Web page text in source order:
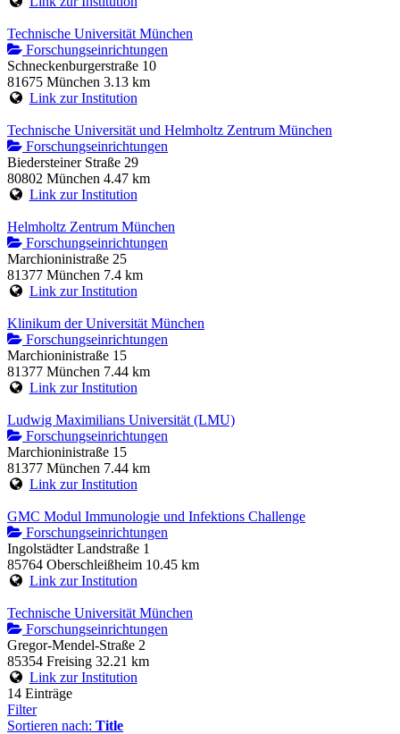
Technische Universität München
Forschungseinrichtungen
Schneckenburgerstraße 10
81675 München 3.13 km
Link zur Institution
Technische Universität und Helmholtz Zentrum München
Forschungseinrichtungen
Biedersteiner Straße 29
80802 München 4.47 km
Link zur Institution
Helmholtz Zentrum München
Forschungseinrichtungen
Marchioninistraße 25
81377 München 7.4 km
Link zur Institution
Klinikum der Universität München
Forschungseinrichtungen
Marchioninistraße 15
81377 München 7.44 km
Link zur Institution
Ludwig Maximilians Universität (LMU)
Forschungseinrichtungen
Marchioninistraße 15
81377 München 7.44 km
Link zur Institution
GMC Modul Immunologie und Infektions Challenge
Forschungseinrichtungen
Ingolstädter Landstraße 1
85764 Oberschleißheim 10.45 km
Link zur Institution
Technische Universität München
Forschungseinrichtungen
Gregor-Mendel-Straße 2
85354 Freising 32.21 km
Link zur Institution
14 Einträge
Filter
Sortieren nach: Title